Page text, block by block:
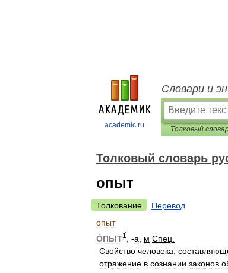
academic.ru
Словари и
Толковый словарь
опыт
Толкование
Перевод
опыт
О́ПЫТ1́ , -а м Спец
Свойство человека
отражение в сознании законов